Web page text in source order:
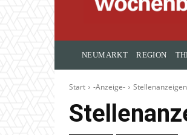
NEUMARKT REGION
Start -Anzeige-